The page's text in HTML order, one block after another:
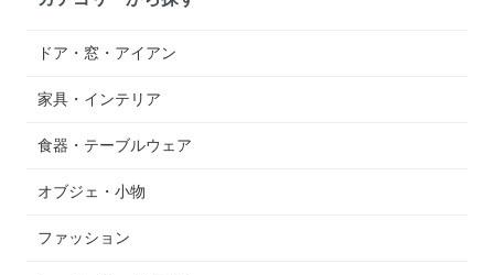
ドア・窓・アイアン
家具・インテリア
食器・テーブルウェア
オブジェ・小物
ファッション